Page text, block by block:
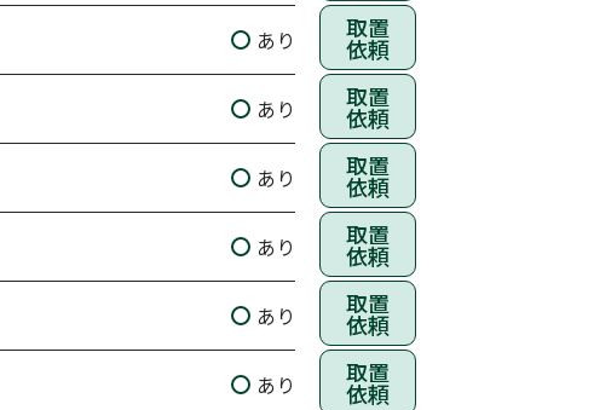
あり 取置
依頼
あり 取置
依頼
あり 取置
依頼
あり 取置
依頼
あり 取置
依頼
あり 取置
依頼